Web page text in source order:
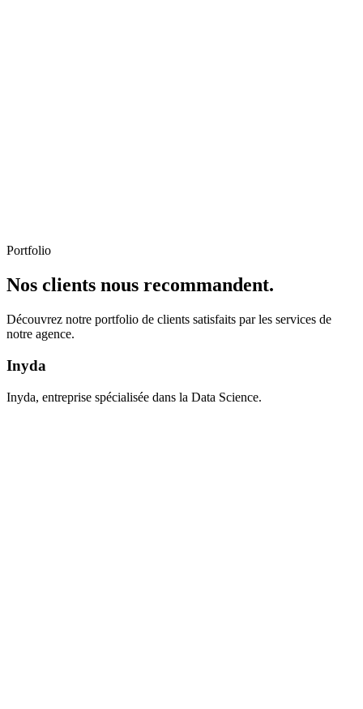
Portfolio
Nos clients nous recommandent.
Découvrez notre portfolio de clients satisfaits par les services de
notre agence.
Inyda
Inyda, entreprise spécialisée dans la Data Science.